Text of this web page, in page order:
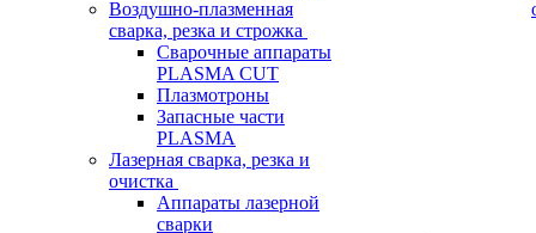
Воздушно-плазменная
сварка, резка и строжка
Сварочные аппараты
PLASMA CUT
Плазмотроны
Запасные части
PLASMA
Лазерная сварка, резка и
очистка
Аппараты лазерной
сварки